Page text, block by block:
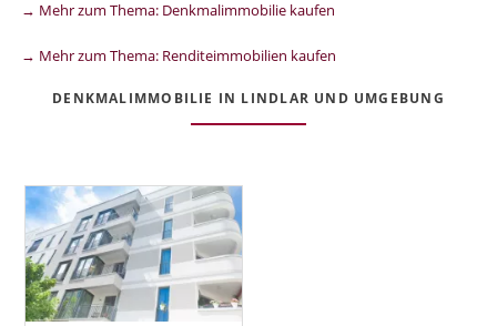
→ Mehr zum Thema: Denkmalimmobilie kaufen
→ Mehr zum Thema: Renditeimmobilien kaufen
DENKMALIMMOBILIE IN LINDLAR UND UMGEBUNG